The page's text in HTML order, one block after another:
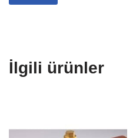
İlgili ürünler